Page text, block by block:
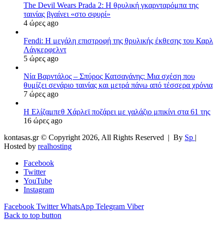
The Devil Wears Prada 2: Η θρυλική γκαρνταρόμπα της
ταινίας βγαίνει «στο σφυρί»
4 ώρες ago
Fendi: Η μεγάλη επιστροφή της θρυλικής έκθεσης του Καρλ
Λάγκερφελντ
5 ώρες ago
Νία Βαρντάλος – Σπύρος Κατσαγάνης: Μια σχέση που
θυμίζει σενάριο ταινίας και μετρά πάνω από τέσσερα χρόνια
7 ώρες ago
Η Ελίζαμπεθ Χάρλεϊ ποζάρει με γαλάζιο μπικίνι στα 61 της
16 ώρες ago
kontasas.gr © Copyright 2026, All Rights Reserved | By Sp |
Hosted by realhosting
Facebook
Twitter
YouTube
Instagram
Facebook Twitter WhatsApp Telegram Viber
Back to top button